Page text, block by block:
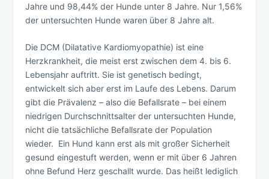
Jahre und 98,44% der Hunde unter 8 Jahre. Nur 1,56%
der untersuchten Hunde waren über 8 Jahre alt.
Die DCM (Dilatative Kardiomyopathie) ist eine
Herzkrankheit, die meist erst zwischen dem 4. bis 6.
Lebensjahr auftritt. Sie ist genetisch bedingt,
entwickelt sich aber erst im Laufe des Lebens. Darum
gibt die Prävalenz – also die Befallsrate – bei einem
niedrigen Durchschnittsalter der untersuchten Hunde,
nicht die tatsächliche Befallsrate der Population
wieder. Ein Hund kann erst als mit großer Sicherheit
gesund eingestuft werden, wenn er mit über 6 Jahren
ohne Befund Herz geschallt wurde. Das heißt lediglich